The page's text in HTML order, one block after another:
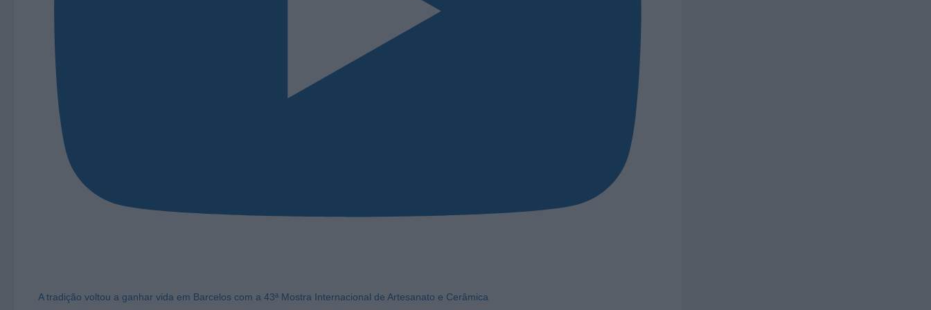
A tradição voltou a ganhar vida em Barcelos com a 43ª Mostra Internacional de Artesanato e Cerâmica